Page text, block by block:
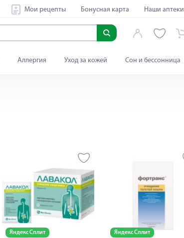
Мои рецепты Бонусная карта Наши аптеки
Аллергия Уход за кожей Сон и бессонница
Яндекс Сплит Яндекс Сплит